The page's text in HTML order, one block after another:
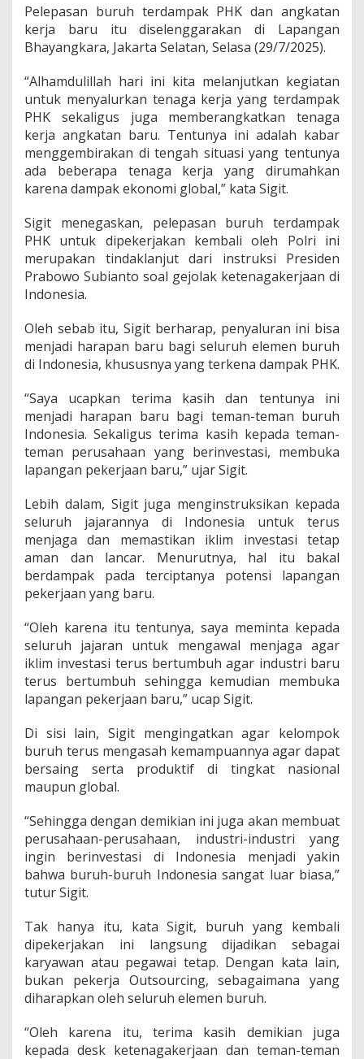
r
j
a
B
r
u
,
K
a
p
o
l
K
a
b
e
m
b
a
d
i
T
e
n
a
D
m
p
a
G
o
b
a
l
Pelepasan buruh terdampak PHK dan angkatan
kerja baru itu diselenggarakan di Lapangan
Bhayangkara, Jakarta Selatan, Selasa (29/7/2025).
“Alhamdulillah hari ini kita melanjutkan kegiatan
untuk menyalurkan tenaga kerja yang terdampak
PHK sekaligus juga memberangkatkan tenaga
kerja angkatan baru. Tentunya ini adalah kabar
menggembirakan di tengah situasi yang tentunya
ada beberapa tenaga kerja yang dirumahkan
karena dampak ekonomi global,” kata Sigit.
Sigit menegaskan, pelepasan buruh terdampak
PHK untuk dipekerjakan kembali oleh Polri ini
merupakan tindaklanjut dari instruksi Presiden
Prabowo Subianto soal gejolak ketenagakerjaan di
Indonesia.
Oleh sebab itu, Sigit berharap, penyaluran ini bisa
menjadi harapan baru bagi seluruh elemen buruh
di Indonesia, khususnya yang terkena dampak PHK.
“Saya ucapkan terima kasih dan tentunya ini
menjadi harapan baru bagi teman-teman buruh
Indonesia. Sekaligus terima kasih kepada teman-
teman perusahaan yang berinvestasi, membuka
lapangan pekerjaan baru,” ujar Sigit.
Lebih dalam, Sigit juga menginstruksikan kepada
seluruh jajarannya di Indonesia untuk terus
menjaga dan memastikan iklim investasi tetap
aman dan lancar. Menurutnya, hal itu bakal
berdampak pada terciptanya potensi lapangan
pekerjaan yang baru.
“Oleh karena itu tentunya, saya meminta kepada
seluruh jajaran untuk mengawal menjaga agar
iklim investasi terus bertumbuh agar industri baru
terus bertumbuh sehingga kemudian membuka
lapangan pekerjaan baru,” ucap Sigit.
Di sisi lain, Sigit mengingatkan agar kelompok
buruh terus mengasah kemampuannya agar dapat
bersaing serta produktif di tingkat nasional
maupun global.
“Sehingga dengan demikian ini juga akan membuat
perusahaan-perusahaan, industri-industri yang
ingin berinvestasi di Indonesia menjadi yakin
bahwa buruh-buruh Indonesia sangat luar biasa,”
tutur Sigit.
Tak hanya itu, kata Sigit, buruh yang kembali
dipekerjakan ini langsung dijadikan sebagai
karyawan atau pegawai tetap. Dengan kata lain,
bukan pekerja Outsourcing, sebagaimana yang
diharapkan oleh seluruh elemen buruh.
“Oleh karena itu, terima kasih demikian juga
kepada desk ketenagakerjaan dan teman-teman